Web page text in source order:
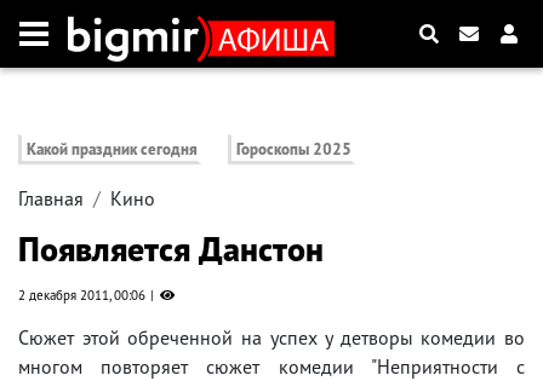
Какой праздник сегодня Гороскопы 2025
Главная Кино
Появляется Данстон
2 декабря 2011, 00:06
Сюжет этой обреченной на успех у детворы комедии во
многом повторяет сюжет комедии "Неприятности с